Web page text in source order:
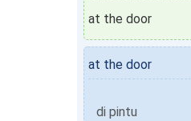
at the door
at the door
di pintu